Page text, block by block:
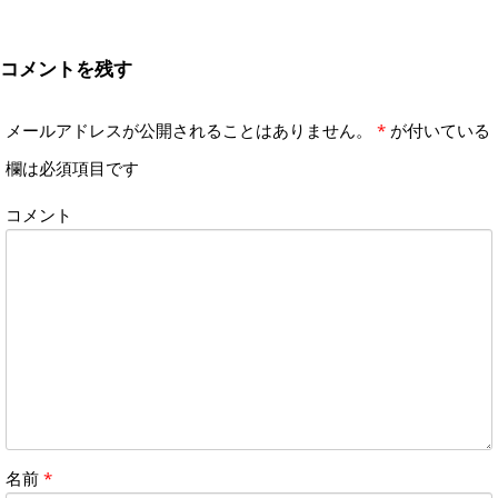
コメントを残す
メールアドレスが公開されることはありません。 * が付いている
欄は必須項目です
コメント
名前 *